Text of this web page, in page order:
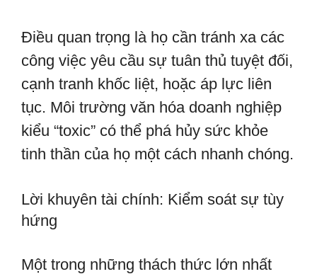
Điều quan trọng là họ cần tránh xa các
công việc yêu cầu sự tuân thủ tuyệt đối,
cạnh tranh khốc liệt, hoặc áp lực liên
tục. Môi trường văn hóa doanh nghiệp
kiểu “toxic” có thể phá hủy sức khỏe
tinh thần của họ một cách nhanh chóng.
Lời khuyên tài chính: Kiểm soát sự tùy
hứng
Một trong những thách thức lớn nhất